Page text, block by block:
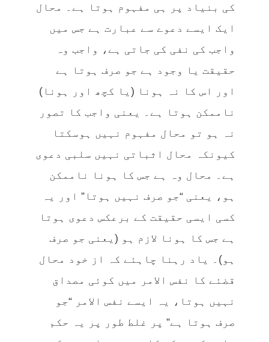
کی بنیاد پر ہی مفہوم ہوتا ہے۔ محال
ایک ایسے دعوے سے عبارت ہے جس میں
واجب کی نفی کی جاتی ہے، واجب وہ
حقیقت یا وجود ہے جو صرف ہوتا ہے
اور اس کا نہ ہونا (یا کچھ اور ہونا)
ناممکن ہوتا ہے۔ یعنی واجب کا تصور
نہ ہو تو محال مفہوم نہیں ہوسکتا
کیونکہ محال اثباتی نہیں سلبی دعوی
ہے۔ محال وہ ہے جس کا ہونا ناممکن
ہو، یعنی “جو صرف نہیں ہوتا” اور یہ
کسی ایسی حقیقت کے برعکس دعوی ہوتا
ہے جس کا ہونا لازم ہو (یعنی جو صرف
ہو)۔ یاد رہنا چاہئے کہ از خود محال
قضئے کا نفس الامر میں کوئی مصداق
نہیں ہوتا، یہ ایسے نفس الامر “جو
صرف ہوتا ہے” پر غلط طور پر یہ حکم